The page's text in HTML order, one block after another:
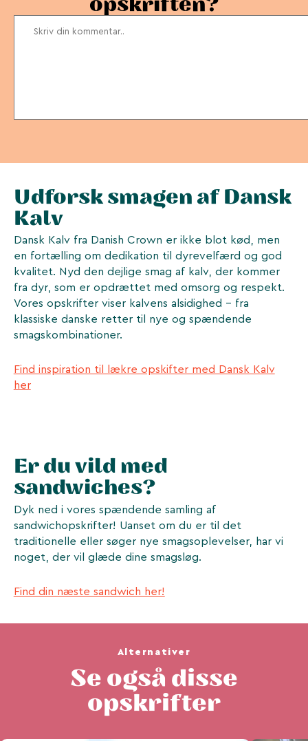
Udforsk smagen af Dansk
Kalv
Dansk Kalv fra Danish Crown er ikke blot kød, men
en fortælling om dedikation til dyrevelfærd og god
kvalitet. Nyd den dejlige smag af kalv, der kommer
fra dyr, som er opdrættet med omsorg og respekt.
Vores opskrifter viser kalvens alsidighed - fra
klassiske danske retter til nye og spændende
smagskombinationer.
Find inspiration til lækre opskifter med Dansk Kalv
her
Er du vild med
sandwiches?
Dyk ned i vores spændende samling af
sandwichopskrifter! Uanset om du er til det
traditionelle eller søger nye smagsoplevelser, har vi
noget, der vil glæde dine smagsløg.
Find din næste sandwich her!
Alternativer
Se også disse
opskrifter